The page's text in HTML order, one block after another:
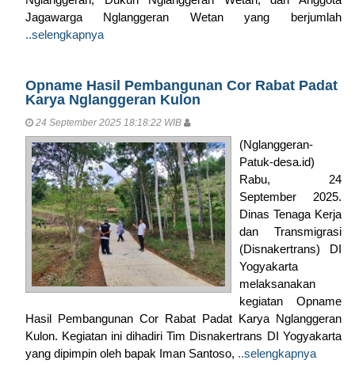
Jagawarga Nglanggeran Wetan yang berjumlah
..selengkapnya
Opname Hasil Pembangunan Cor Rabat Padat
Karya Nglanggeran Kulon
24 September 2025 18:18:22 WIB
(Nglanggeran-
Patuk-desa.id)
Rabu, 24
September 2025.
Dinas Tenaga Kerja
dan Transmigrasi
(Disnakertrans) DI
Yogyakarta
melaksanakan
kegiatan Opname
Hasil Pembangunan Cor Rabat Padat Karya Nglanggeran
Kulon. Kegiatan ini dihadiri Tim Disnakertrans DI Yogyakarta
yang dipimpin oleh bapak Iman Santoso, ..selengkapnya